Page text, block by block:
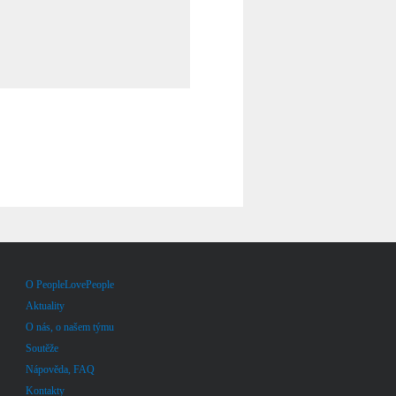
O PeopleLovePeople
Aktuality
O nás, o našem týmu
Soutěže
Nápověda, FAQ
Kontakty